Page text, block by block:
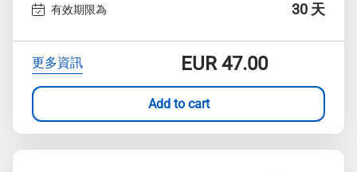
有效期限為 30 天
更多資訊 EUR47.00
Add to cart